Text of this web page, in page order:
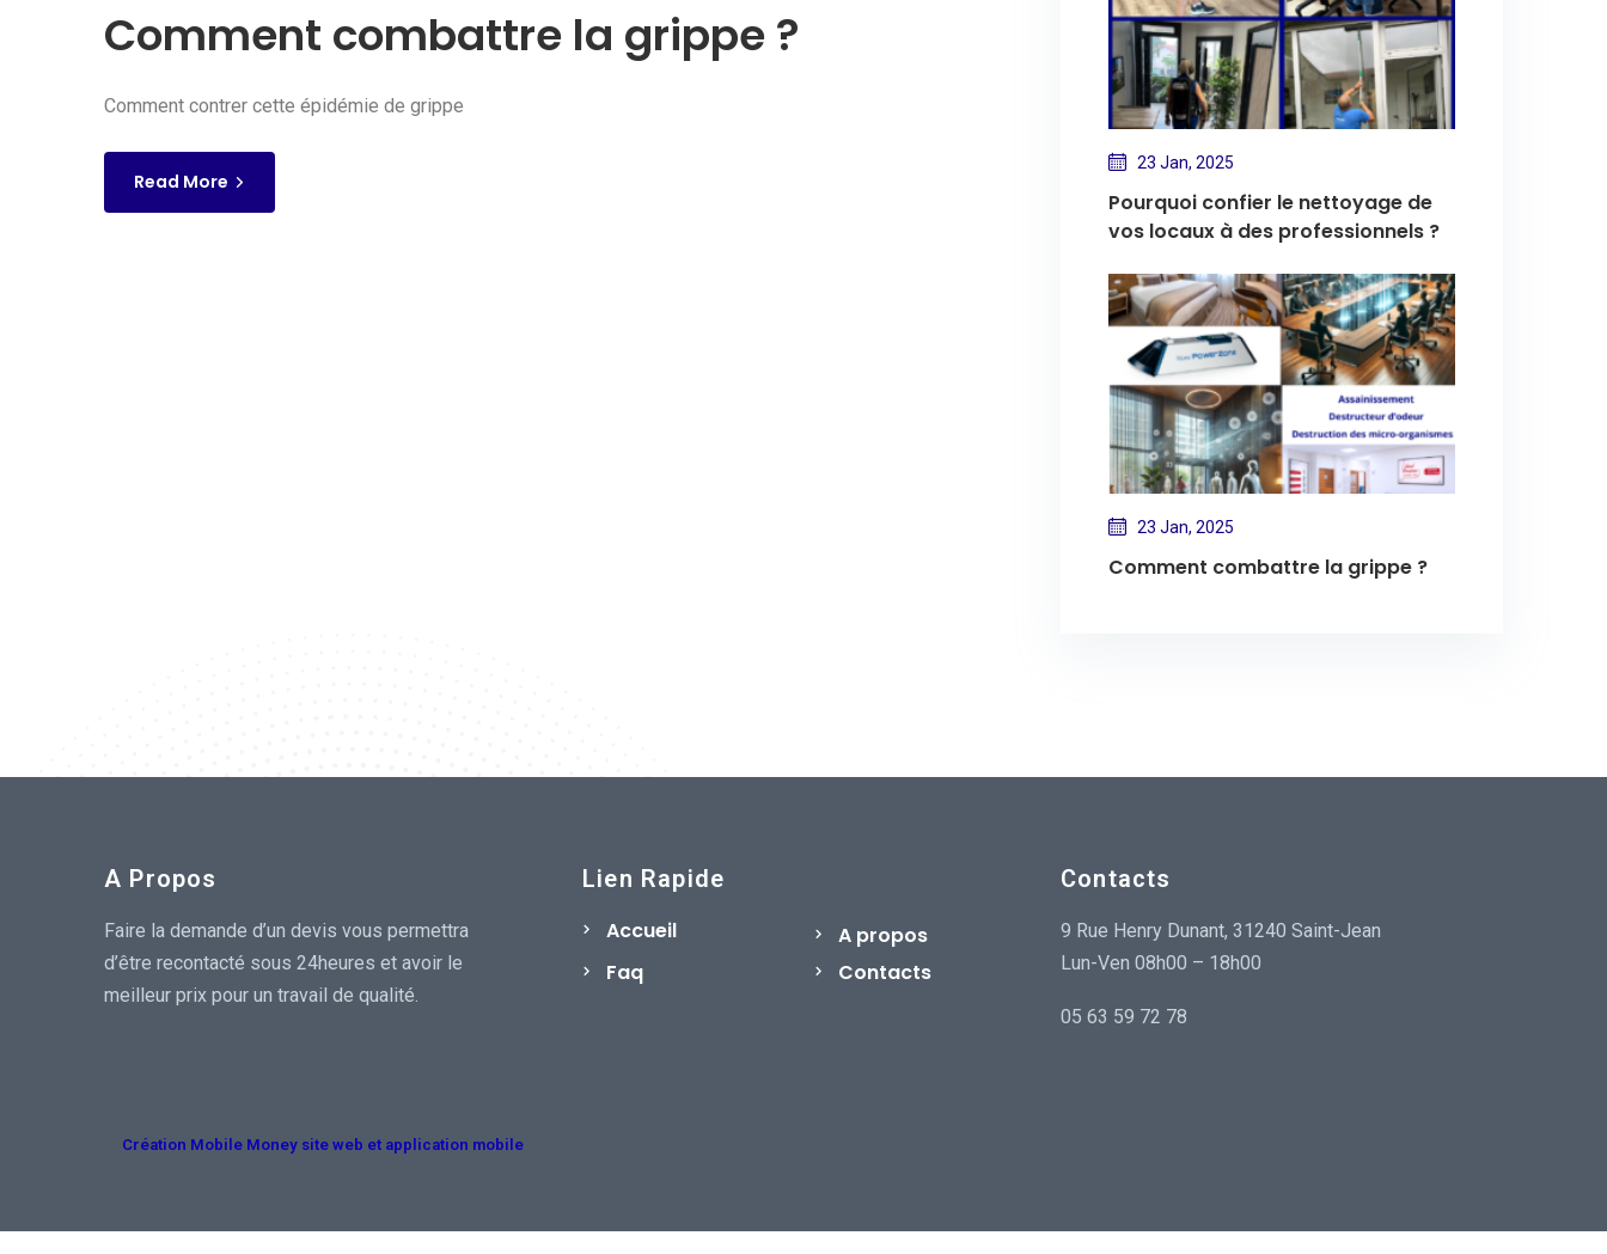
Comment combattre la grippe ?
Comment contrer cette épidémie de grippe
Read More
23 Jan, 2025
Pourquoi confier le nettoyage de
vos locaux à des professionnels ?
23 Jan, 2025
Comment combattre la grippe ?
A Propos
Faire la demande d’un devis vous permettra
d’être recontacté sous 24heures et avoir le
meilleur prix pour un travail de qualité.
Lien Rapide
Accueil
A propos
Faq
Contacts
Contacts
9 Rue Henry Dunant, 31240 Saint-Jean
Lun-Ven 08h00 – 18h00
05 63 59 72 78
Création Mobile Money site web et application mobile